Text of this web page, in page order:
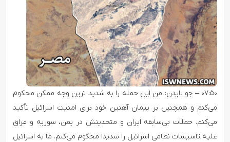
۰۷:۵۰ – جو بایدن: من این حمله را به شدید ترین وجه ممکن محکوم
می‌کنم و همچنین بر پیمان آهنین خود برای امنیت اسرائیل تأکید
می‌کنم. حملات بی‌سابقه ایران و متحدینش در یمن، سوریه و عراق
علیه تاسیسات نظامی اسرائیل را شدیدا محکوم می‌کنم. ما به اسرائیل